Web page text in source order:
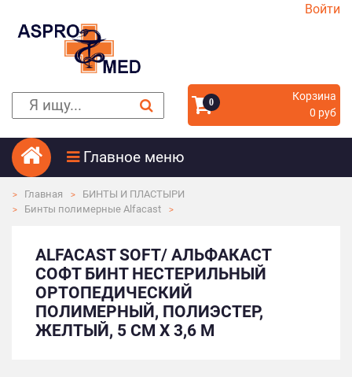
Войти
0
Корзина
0 руб
Главное меню
Главная
БИНТЫ И ПЛАСТЫРИ
Бинты полимерные Alfacast
ALFACAST SOFT/ АЛЬФАКАСТ
СОФТ БИНТ НЕСТЕРИЛЬНЫЙ
ОРТОПЕДИЧЕСКИЙ
ПОЛИМЕРНЫЙ, ПОЛИЭСТЕР,
ЖЕЛТЫЙ, 5 СМ Х 3,6 М